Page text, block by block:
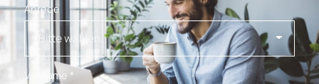
Anrede
Vorname *